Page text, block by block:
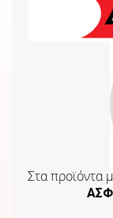
Στα προϊόντα